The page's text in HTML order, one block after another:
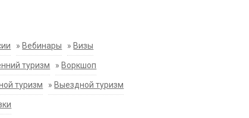
» Вебинары » Визы
туризм » Воркшоп
туризм » Выездной туризм